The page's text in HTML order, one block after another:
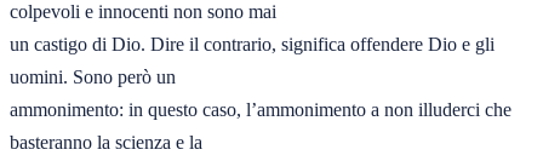
colpevoli e innocenti non sono mai
un castigo di Dio. Dire il contrario, significa offendere Dio e gli
uomini. Sono però un
ammonimento: in questo caso, l’ammonimento a non illuderci che
basteranno la scienza e la